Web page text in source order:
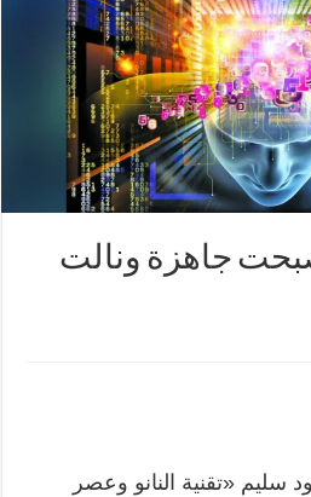
جاهزة ونالت
سليم «تقنية النانو وعصر